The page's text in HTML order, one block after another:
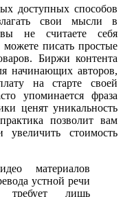
доступных способов
свои мысли в
не считаете себя
писать простые
Биржи контента
начинающих авторов,
на старте своей
упоминается фраза
ценят уникальность
позволит вам
стоимость
материалов
устной речи
лишь